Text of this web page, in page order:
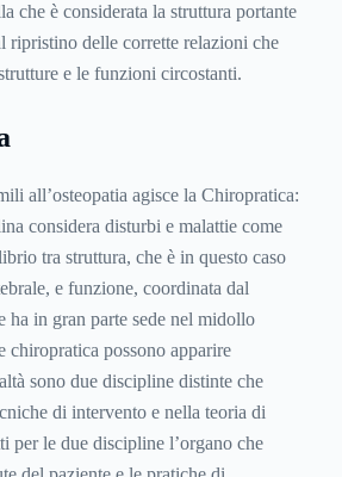
che è considerata la struttura portante
ripristino delle corrette relazioni che
e le funzioni circostanti.
all’osteopatia agisce la Chiropratica:
considera disturbi e malattie come
tra struttura, che è in questo caso
e funzione, coordinata dal
ha in gran parte sede nel midollo
chiropratica possono apparire
sono due discipline distinte che
di intervento e nella teoria di
per le due discipline l’organo che